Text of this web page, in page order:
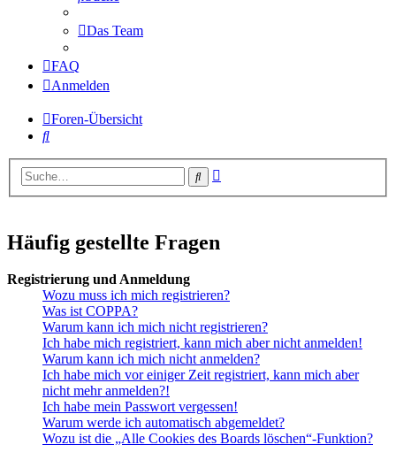
Das Team
FAQ
Anmelden
Foren-Übersicht
Suche
Suche
Häufig gestellte Fragen
Registrierung und Anmeldung
Wozu muss ich mich registrieren?
Was ist COPPA?
Warum kann ich mich nicht registrieren?
Ich habe mich registriert, kann mich aber nicht anmelden!
Warum kann ich mich nicht anmelden?
Ich habe mich vor einiger Zeit registriert, kann mich aber
nicht mehr anmelden?!
Ich habe mein Passwort vergessen!
Warum werde ich automatisch abgemeldet?
Wozu ist die „Alle Cookies des Boards löschen“-Funktion?